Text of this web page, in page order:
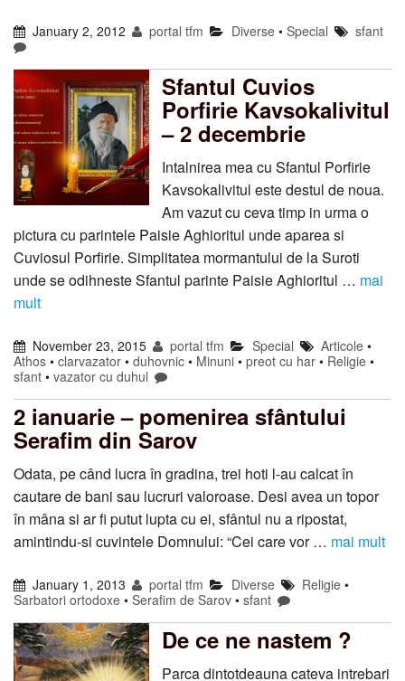
January 2, 2012 portal tfm Diverse• Special sfant
Sfantul Cuvios
Porfirie Kavsokalivitul
– 2 decembrie
Intalnirea mea cu Sfantul Porfirie
Kavsokalivitul este destul de noua.
Am vazut cu ceva timp in urma o
pictura cu parintele Paisie Aghioritul unde aparea si
Cuviosul Porfirie. Simplitatea mormantului de la Suroti
unde se odihneste Sfantul parinte Paisie Aghioritul … mai
mult
November 23, 2015 portal tfm Special Articole•
Athos • clarvazator • duhovnic • Minuni • preot cu har • Religie •
sfant • vazator cu duhul
2 ianuarie – pomenirea sfântului
Serafim din Sarov
Odata, pe când lucra în gradina, trei hoti l-au calcat în
cautare de bani sau lucruri valoroase. Desi avea un topor
în mâna si ar fi putut lupta cu ei, sfântul nu a ripostat,
amintindu-si cuvintele Domnului: “Cei care vor … mai mult
January 1, 2013 portal tfm Diverse Religie•
Sarbatori ortodoxe • Serafim de Sarov • sfant
De ce ne nastem ?
Parca dintotdeauna cateva intrebari